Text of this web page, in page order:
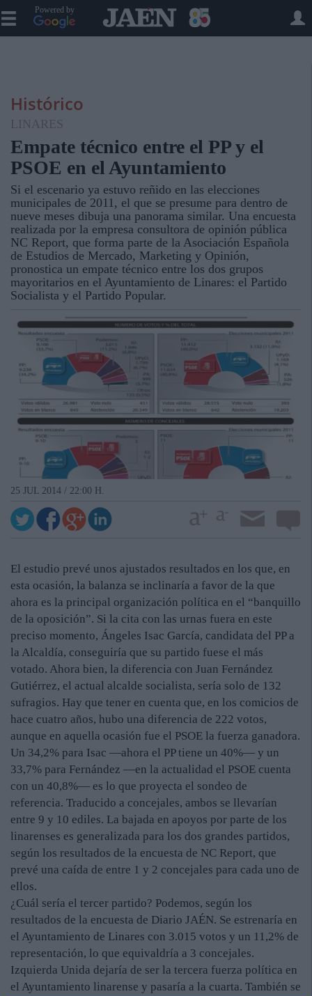
Powered by
Histórico
LINARES
Empate técnico entre el PP y el
PSOE en el Ayuntamiento
Si el escenario ya estuvo reñido en las elecciones
municipales de 2011, el que se presume para dentro de
nueve meses dibuja una panorama similar. Una encuesta
realizada por la empresa consultora de opinión pública
NC Report, que forma parte de la Asociación Española
de Estudios de Mercado, Marketing y Opinión,
pronostica un empate técnico entre los dos grupos
mayoritarios en el Ayuntamiento de Linares: el Partido
Socialista y el Partido Popular.
25 JUL 2014 / 22:00 H.
El estudio prevé unos ajustados resultados en los que, en
esta ocasión, la balanza se inclinaría a favor de la que
ahora es la principal organización política en el “banquillo
de la oposición”. Si la cita con las urnas fuera en este
preciso momento, Ángeles Isac García, candidata del PP a
la Alcaldía, conseguiría que su partido fuese el más
votado. Ahora bien, la diferencia con Juan Fernández
Gutiérrez, el actual alcalde socialista, sería solo de 132
sufragios. Hay que tener en cuenta que, en los comicios de
hace cuatro años, hubo una diferencia de 222 votos,
aunque en aquella ocasión fue el PSOE la fuerza ganadora.
Un 34,2% para Isac —ahora el PP tiene un 40%— y un
33,7% para Fernández —en la actualidad el PSOE cuenta
con un 40,8%— es lo que proyecta el sondeo de
referencia. Traducido a concejales, ambos se llevarían
entre 9 y 10 ediles. La bajada en apoyos por parte de los
linarenses es generalizada para los dos grandes partidos,
según los resultados de la encuesta de NC Report, que
prevé una caída de entre 1 y 2 concejales para cada uno de
ellos.
¿Cuál sería el tercer partido? Podemos, según los
resultados de la encuesta de Diario JAÉN. Se estrenaría en
el Ayuntamiento de Linares con 3.015 votos y un 11,2% de
representación, lo que equivaldría a 3 concejales.
Izquierda Unida dejaría de ser la tercera fuerza política en
el Ayuntamiento linarense y pasaría a la cuarta. También se